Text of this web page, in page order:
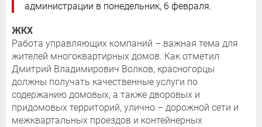
администрации в понедельник, 6 февраля.
ЖКХ
Работа управляющих компаний – важная тема для
жителей многоквартирных домов. Как отметил
Дмитрий Владимирович Волков, красногорцы
должны получать качественные услуги по
содержанию домовых, а также дворовых и
придомовых территорий, улично – дорожной сети и
межквартальных проездов и контейнерных